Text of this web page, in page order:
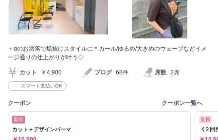
＋αのお洒落で垢抜けスタイルに＊カール/ゆるめ/大きめのウェーブなどイメ
ージ通りの仕上がりが叶う◇
カット ￥4,900 ブログ 68件 席数 2席
スマート支払いOK
クーポン クーポン一覧へ
新規
カット＋デザインパーマ
全員
《２